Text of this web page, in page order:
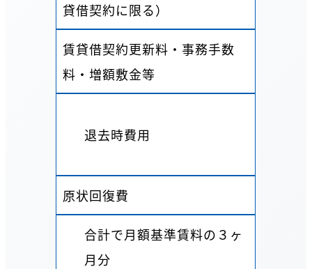
貸借契約に限る）
賃貸借契約更新料・事務手数
料・増額敷金等
退去時費用
原状回復費
合計で月額基準賃料の３ヶ
月分